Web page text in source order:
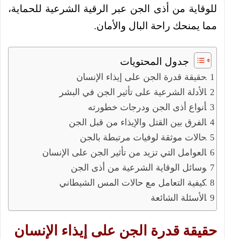
للوقاية من أذى الجن عبر الرقية الشرعية للحماية،
مما يمنحك راحة البال والأمان.
جدول المحتويات
حقيقة قدرة الجن على إيذاء الإنسان
الأدلة الشرعية على تأثير الجن في البشر
أنواع أذى الجن ودرجات خطورته
الفرق بين القتل والإيذاء من قبل الجن
حالات موثقة لوفيات مرتبطة بالجن
العوامل التي تزيد من تأثير الجن على الإنسان
وسائل الوقاية الشرعية من أذى الجن
كيفية التعامل مع حالات المس الشيطاني
الأسئلة الشائعة
حقيقة قدرة الجن على إيذاء الإنسان